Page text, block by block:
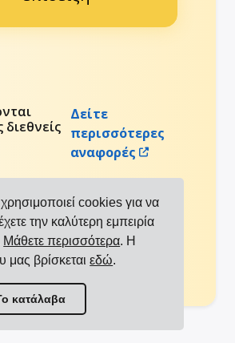
cookies για να
την καλύτερη εμπειρία
Μάθετε περισσότερα. Η
μας βρίσκεταιεδώ.
κατάλαβα
Δείτε
περισσότερες
αναφορές